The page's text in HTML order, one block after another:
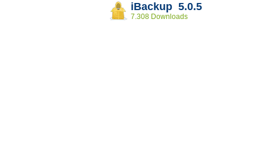
iBackup 5.0.5
7.308 Downloads